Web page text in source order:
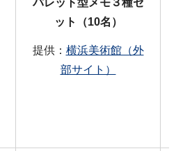
パレット型メモ３種セ
ット（10名）
提供： 横浜美術館（外
部サイト）